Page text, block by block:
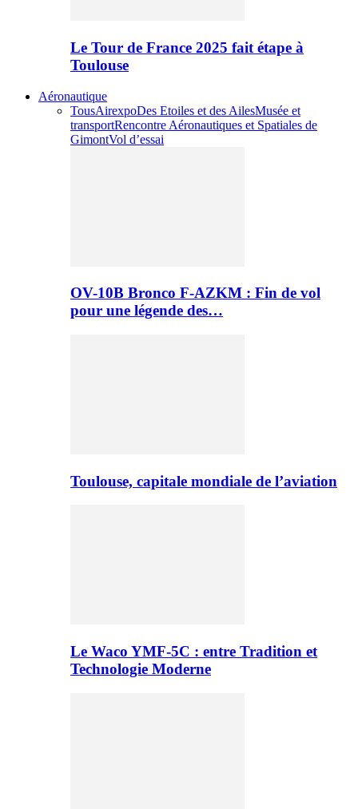
Le Tour de France 2025 fait étape à
Toulouse
Aéronautique
TousAirexpoDes Etoiles et des AilesMusée et
transportRencontre Aéronautiques et Spatiales de
GimontVol d’essai
OV-10B Bronco F-AZKM : Fin de vol
pour une légende des…
Toulouse, capitale mondiale de l’aviation
Le Waco YMF-5C : entre Tradition et
Technologie Moderne